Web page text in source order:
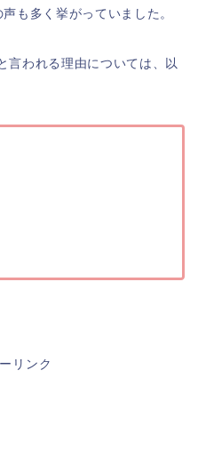
も多く挙がっていました。
言われる理由については、以
リンク